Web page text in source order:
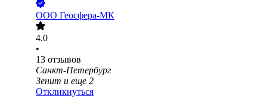
ООО Геосфера-МК
4.0
•
13 отзывов
Санкт-Петербург
Зенит и еще 2
Откликнуться